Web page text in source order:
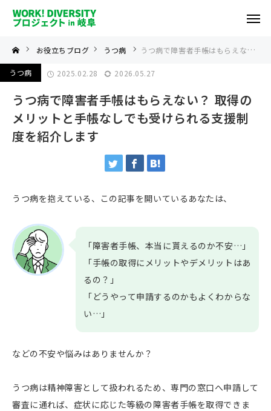
お役立ちブログ うつ病 うつ病で障害者手帳はもらえない？
うつ病 2025.02.28 2026.05.27
うつ病で障害者手帳はもらえない？ 取得の
メリットと手帳なしでも受けられる支援制
度を紹介します
うつ病を抱えている、この記事を開いているあなたは、
「障害者手帳、本当に貰えるのか不安…」
「手帳の取得にメリットやデメリットはあ
るの？」
「どうやって申請するのかもよくわからな
い…」
などの不安や悩みはありませんか？
うつ病は精神障害として扱われるため、専門の窓口へ申請して
審査に通れば、症状に応じた等級の障害者手帳を取得できま